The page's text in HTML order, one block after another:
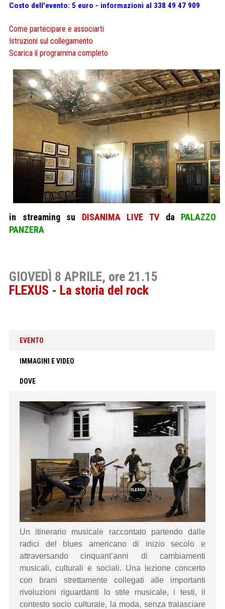
Costo dell'evento: 5 euro - informazioni al 338 49 47 909
Come partecipare e associarti
Istruzioni sul collegamento
Scarica il programma completo
in streaming su DISANIMA LIVE TV da PALAZZO
PANZERA
GIOVEDÌ 8 APRILE, ore 21.15
FLEXUS - La storia del rock
EVENTO
IMMAGINI E VIDEO
DOVE
Un itinerario musicale raccontato partendo dalle
radici del blues americano di inizio secolo e
attraversando cinquant’anni di cambiamenti
musicali, culturali e sociali. Una lezione concerto
con brani strettamente collegati alle importanti
rivoluzioni riguardanti lo stile musicale, i testi, il
contesto socio culturale, la moda, senza tralasciare